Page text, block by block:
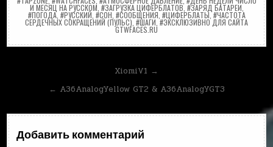
И МЕСЯЦ НА РУССКОМ #ЗАГРУЗКА ЦИФЕРБЛАТОВ, #ЗАРЯД БАТАРЕИ
#ПОГОДА, #РУССКИЙ #СОН #СООБЩЕНИЯ #ЦИФЕРБЛАТЫ,#ЧАСТОТА
СЕРДЕЧНЫХ СОКРАЩЕНИЙ (ПУЛЬС) #ШАГИ ,#ЭКСКЛЮЗИВНО ДЛЯ САЙТА
GTWFACES.RU
XiomiV1 →
← A36AnalogYellow GT2 & A36AnalogYGT3
Добавить комментарий